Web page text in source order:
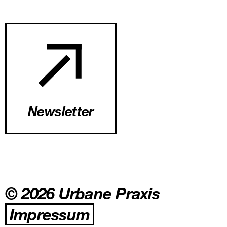
Newsletter
© 2026 Urbane Praxis
Impressum